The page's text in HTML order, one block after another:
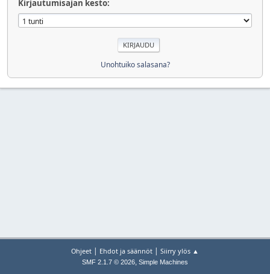
Kirjautumisajan kesto:
Unohtuiko salasana?
Ohjeet | Ehdot ja säännöt | Siirry ylös ▲
SMF 2.1.7 © 2026, Simple Machines